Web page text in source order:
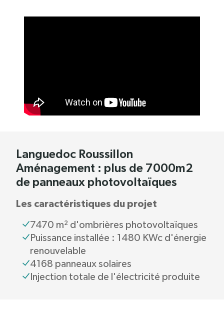
Languedoc Roussillon
Aménagement : plus de 7000m2
de panneaux photovoltaïques
Les caractéristiques du projet
7470 m² d'ombrières photovoltaïques
Puissance installée : 1480 KWc d'énergie
renouvelable
4168 panneaux solaires
Injection totale de l'électricité produite